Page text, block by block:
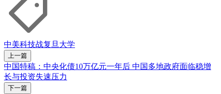
中美科技战复旦大学
上一篇
中国特稿：中央化债10万亿元一年后 中国多地政府面临稳增
长与投资失速压力
下一篇